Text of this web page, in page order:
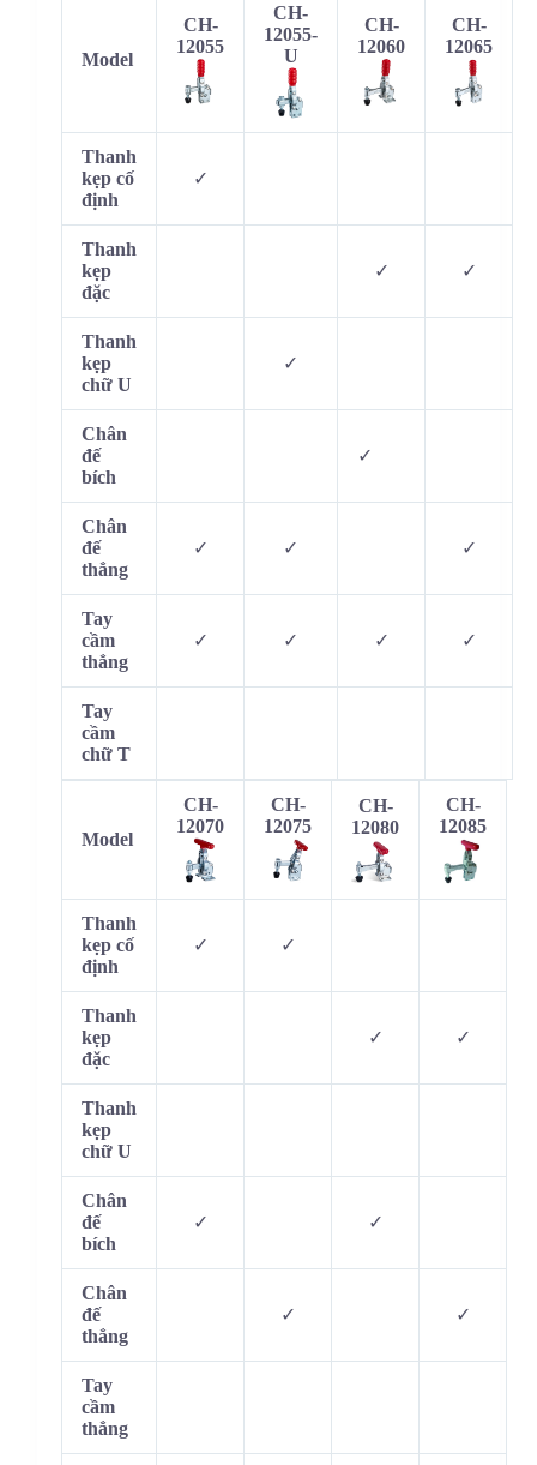
Model
CH-
12055
CH-
12055-
U
CH-
12060
CH-
12065
Thanh
kẹp cố
định
✓
Thanh
kẹp
đặc
✓ ✓
Thanh
kẹp
chữ U
✓
Chân
đế
bích
✓
Chân
đế
thẳng
✓ ✓ ✓
Tay
cầm
thẳng
✓ ✓ ✓ ✓
Tay
cầm
chữ T
Model
CH-
12070
CH-
12075
CH-
12080
CH-
12085
Thanh
kẹp cố
định
✓ ✓
Thanh
kẹp
đặc
✓ ✓
Thanh
kẹp
chữ U
Chân
đế
bích
✓ ✓
Chân
đế
thẳng
✓ ✓
Tay
cầm
thẳng